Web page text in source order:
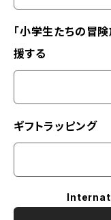
「小学生たちの冒
援する
ギフトラッピング